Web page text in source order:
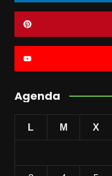
Agenda
L M X